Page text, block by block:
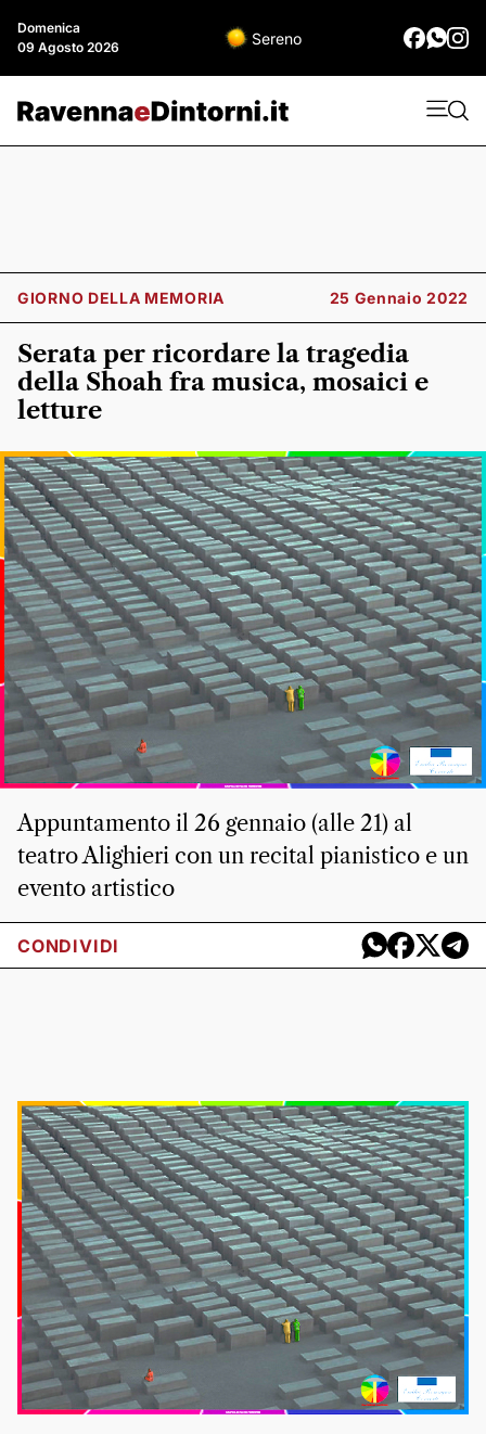
Domenica
09 Agosto 2026
Sereno
GIORNO DELLA MEMORIA 25 Gennaio 2022
Serata per ricordare la tragedia
della Shoah fra musica, mosaici e
letture
Appuntamento il 26 gennaio (alle 21) al
teatro Alighieri con un recital pianistico e un
evento artistico
CONDIVIDI